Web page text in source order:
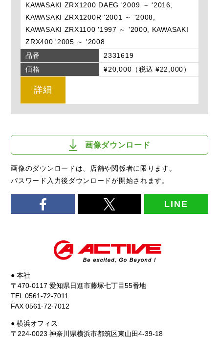
KAWASAKI ZRX1200 DAEG '2009 ～ '2016,
KAWASAKI ZRX1200R '2001 ～ '2008,
KAWASAKI ZRX1100 '1997 ～ '2000, KAWASAKI
ZRX400 '2005 ～ '2008
品番
2331619
価格
¥20,000（税込 ¥22,000）
詳細
画像ダウンロード
画像のダウンロードは、店舗や関係者に限ります。
パスワード入力後ダウンロードが開始されます。
LINE
● 本社
〒470-0117 愛知県日進市藤塚七丁目55番地
TEL 0561-72-7011
FAX 0561-72-7012
● 横浜オフィス
〒224-0023 神奈川県横浜市都筑区東山田4-39-18